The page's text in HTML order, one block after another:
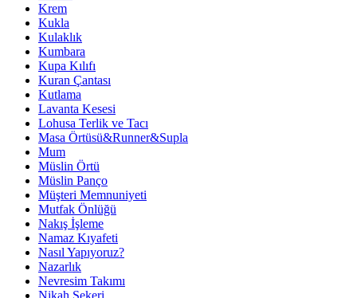
Krem
Kukla
Kulaklık
Kumbara
Kupa Kılıfı
Kuran Çantası
Kutlama
Lavanta Kesesi
Lohusa Terlik ve Tacı
Masa Örtüsü&Runner&Supla
Mum
Müslin Örtü
Müslin Panço
Müşteri Memnuniyeti
Mutfak Önlüğü
Nakış İşleme
Namaz Kıyafeti
Nasıl Yapıyoruz?
Nazarlık
Nevresim Takımı
Nikah Şekeri